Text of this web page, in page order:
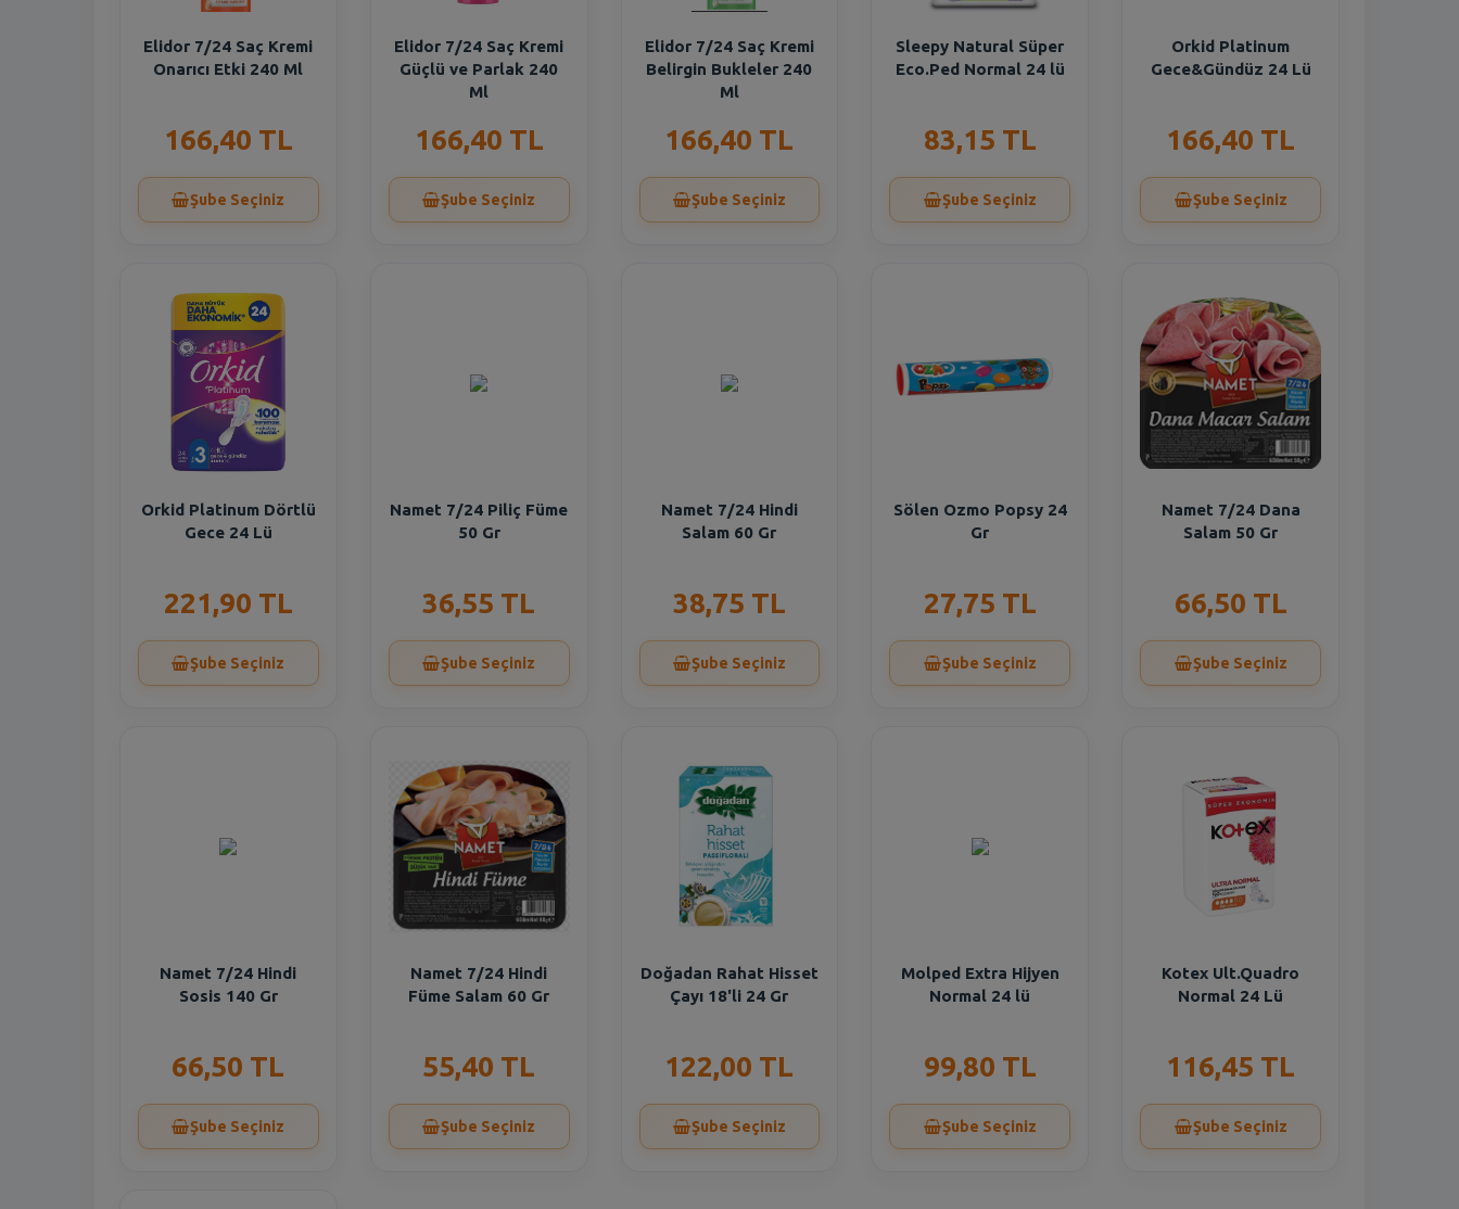
Elidor 7/24 Saç Kremi
Onarıcı Etki 240 Ml
166,40 TL
Şube Seçiniz
Elidor 7/24 Saç Kremi
Güçlü ve Parlak 240
Ml
166,40 TL
Şube Seçiniz
Elidor 7/24 Saç Kremi
Belirgin Bukleler 240
Ml
166,40 TL
Şube Seçiniz
Sleepy Natural Süper
Eco.Ped Normal 24 lü
83,15 TL
Şube Seçiniz
Orkid Platinum
Gece&Gündüz 24 Lü
166,40 TL
Şube Seçiniz
Orkid Platinum Dörtlü
Gece 24 Lü
221,90 TL
Şube Seçiniz
Namet 7/24 Piliç Füme
50 Gr
36,55 TL
Şube Seçiniz
Namet 7/24 Hindi
Salam 60 Gr
38,75 TL
Şube Seçiniz
Sölen Ozmo Popsy 24
Gr
27,75 TL
Şube Seçiniz
Namet 7/24 Dana
Salam 50 Gr
66,50 TL
Şube Seçiniz
Namet 7/24 Hindi
Sosis 140 Gr
66,50 TL
Şube Seçiniz
Namet 7/24 Hindi
Füme Salam 60 Gr
55,40 TL
Şube Seçiniz
Doğadan Rahat Hisset
Çayı 18'li 24 Gr
122,00 TL
Şube Seçiniz
Molped Extra Hijyen
Normal 24 lü
99,80 TL
Şube Seçiniz
Kotex Ult.Quadro
Normal 24 Lü
116,45 TL
Şube Seçiniz